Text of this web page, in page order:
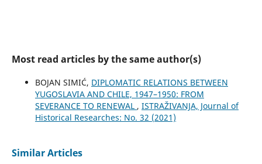
Most read articles by the same author(s)
BOJAN SIMIĆ, DIPLOMATIC RELATIONS BETWEEN
YUGOSLAVIA AND CHILE, 1947–1950: FROM
SEVERANCE TO RENEWAL , ISTRAŽIVANJA, Јournal of
Historical Researches: No. 32 (2021)
Similar Articles